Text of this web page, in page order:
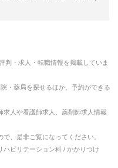
判・求人・転職情報を掲載していま
・薬局を探せるほか、予約ができる
人や看護師求人、薬剤師求人情報
、是非ご覧になってください。
ハビリテーション科 / かかりつけ